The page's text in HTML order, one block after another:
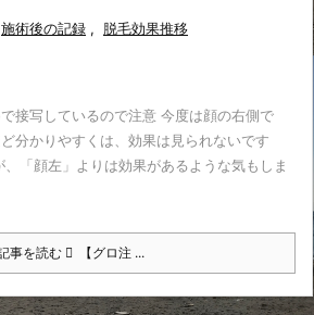
施術後の記録 , 脱毛効果推移
で接写しているので注意 今度は顔の右側で
分かりやすくは、効果は見られないです
「顔左」よりは効果があるような気もしま
事を読む 【グロ注 ...